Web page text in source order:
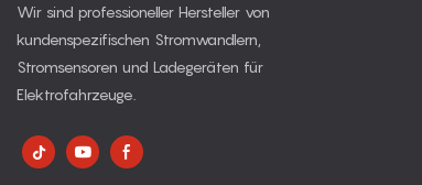
Wir sind professioneller Hersteller von
kundenspezifischen Stromwandlern,
Stromsensoren und Ladegeräten für
Elektrofahrzeuge.